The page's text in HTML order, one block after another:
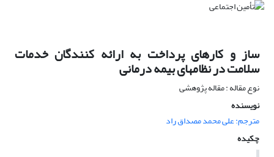
ساز و کارهای پرداخت به ارائه کنندگان خدمات
سلامت در نظامهای بیمه درمانی
نوع مقاله : مقاله پژوهشی
نویسنده
مترجم: علی محمد مصداق راد
چکیده